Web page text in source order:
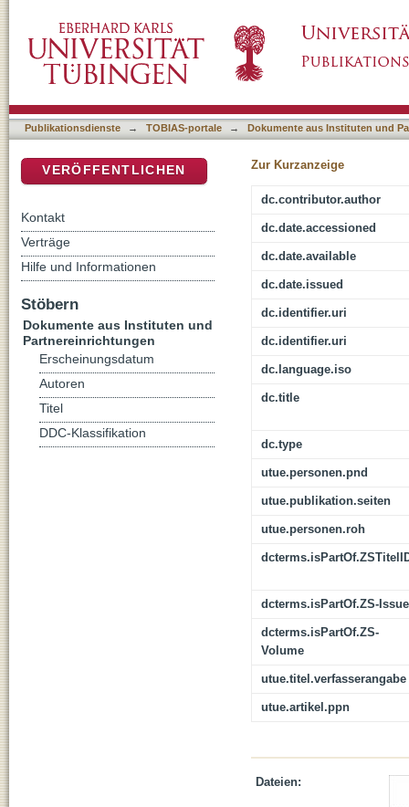
Publikationsdienste → TOBIAS-portale → Dokumente aus Instituten und
Zur Kurzanzeige
dc.contributor.author
dc.date.accessioned
dc.date.available
dc.date.issued
dc.identifier.uri
dc.identifier.uri
dc.language.iso
dc.title
dc.type
utue.personen.pnd
utue.publikation.seiten
utue.personen.roh
dcterms.isPartOf.ZS-Issue
dcterms.isPartOf.ZS-
Volume
utue.titel.verfasserangabe
utue.artikel.ppn
Dateien:
VERÖFFENTLICHEN
Kontakt
Verträge
Hilfe und Informationen
Stöbern
Dokumente aus Instituten und
Partnereinrichtungen
Erscheinungsdatum
Autoren
Titel
DDC-Klassifikation